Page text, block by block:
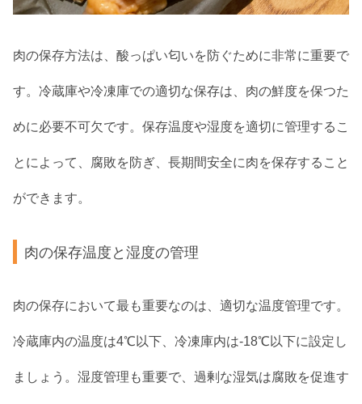
肉の保存方法は、酸っぱい匂いを防ぐために非常に重要で
す。冷蔵庫や冷凍庫での適切な保存は、肉の鮮度を保つた
めに必要不可欠です。保存温度や湿度を適切に管理するこ
とによって、腐敗を防ぎ、長期間安全に肉を保存すること
ができます。
肉の保存温度と湿度の管理
肉の保存において最も重要なのは、適切な温度管理です。
冷蔵庫内の温度は4℃以下、冷凍庫内は-18℃以下に設定し
ましょう。湿度管理も重要で、過剰な湿気は腐敗を促進す